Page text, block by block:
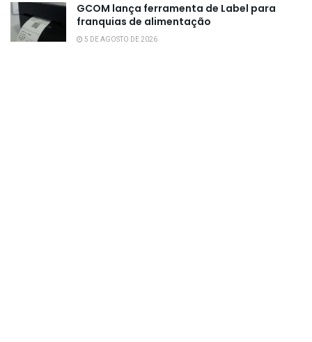
GCOM lança ferramenta de Label para
franquias de alimentação
5 DE AGOSTO DE 2026